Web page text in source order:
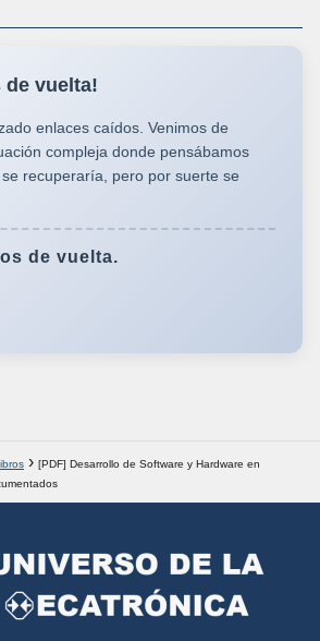
de vuelta!
enlaces caídos. Venimos de
compleja donde pensábamos
recuperaría, pero por suerte se
de vuelta.
[PDF] Desarrollo de Software y Hardware en